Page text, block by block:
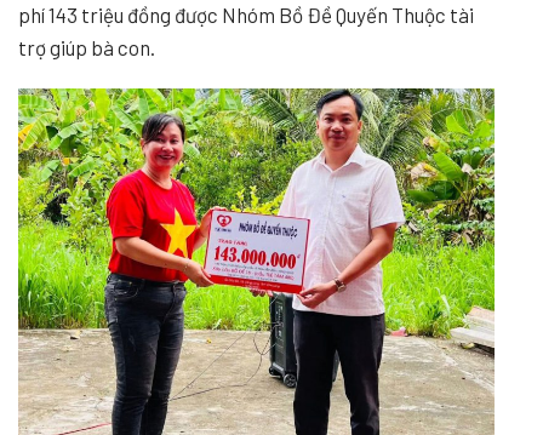
phí 143 triệu đồng được Nhóm Bồ Đề Quyến Thuộc tài
trợ giúp bà con.